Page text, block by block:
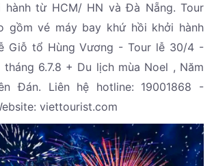
hành từ HCM/ HN và Đà Nẵng. Tour
gồm vé máy bay khứ hồi khởi hành
Giỗ tổ Hùng Vương - Tour lễ 30/4 -
6.7.8 + Du lịch mùa Noel , Năm
Đán. Liên hệ hotline: 19001868 -
viettourist.com